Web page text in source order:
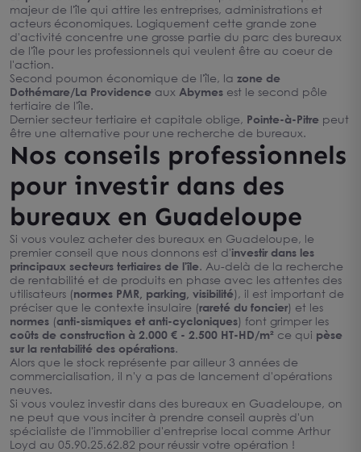
majeur de l'île qui attire les entreprises, administrations et
acteurs économiques. Logiquement cette grande zone
d'activité concentre une grosse partie du parc des bureaux
de l'île pour les professionnels qui veulent être au coeur de
l'action.
Second poumon économique de l'île, la zone de
Dothémare/La Providence aux Abymes est le second pôle
tertiaire de l'île.
Dernier secteur tertiaire et capitale oblige, Pointe-à-Pitre peut
être une alternative pour une recherche de bureaux.
Nos conseils professionnels
pour investir dans des
bureaux en Guadeloupe
Si vous voulez acheter des bureaux en Guadeloupe, le
premier conseil que nous donnons est d'investir dans les
principaux secteurs tertiaires de l'île. Au-delà de la recherche
de rentabilité et de produits en phase avec les attentes des
utilisateurs (normes PMR, parking, visibilité), il est important de
préciser que le contexte insulaire (rareté du foncier) et les
normes (anti-sismiques et anti-cycloniques) font grimper les
coûts de construction à 2.000 € - 2.500 HT-HD/m² ce qui pèse
sur la rentabilité des opérations.
Alors que le stock représente par ailleur 3 années de
commercialisation, il n'y a pas de lancement d'opérations
neuves.
Si vous voulez investir dans des bureaux en Guadeloupe, on
ne peut que vous inciter à prendre conseil auprès d'un
spécialiste de l'immobilier d'entreprise local comme Arthur
Loyd au 05.90.25.62.82 pour réussir votre opération !